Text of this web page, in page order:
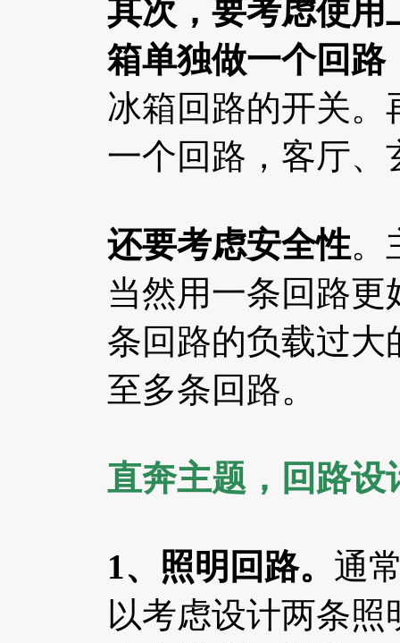
其次，要考虑使用
箱单独做一个回路
冰箱回路的开关
一个回路，客厅、
还要考虑安全性。
当然用一条回路
条回路的负载过
至多条回路。
直奔主题，回路设
1、照明回路。 通
以考虑设计两条